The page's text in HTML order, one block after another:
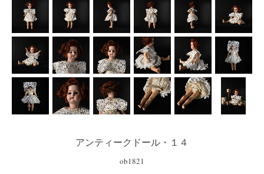
アンティークドール・１４
ob1821